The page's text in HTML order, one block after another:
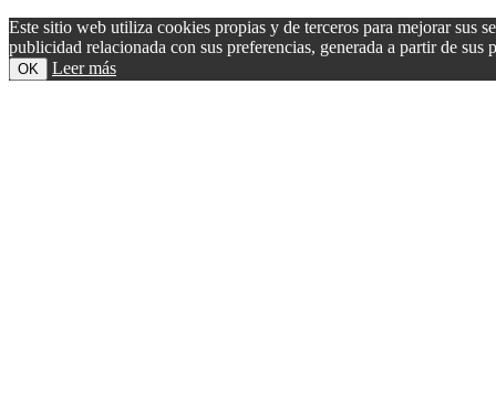
Este sitio web utiliza cookies propias y de terceros para mejorar sus
publicidad relacionada con sus preferencias, generada a partir de
OK Leer más